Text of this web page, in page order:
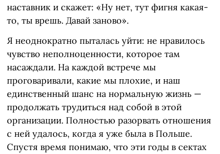
наставник и скажет: «Ну нет, тут фигня какая-
то, ты врешь. Давай заново».
Я неоднократно пыталась уйти: не нравилось
чувство неполноценности, которое там
насаждали. На каждой встрече мы
проговаривали, какие мы плохие, и наш
единственный шанс на нормальную жизнь —
продолжать трудиться над собой в этой
организации. Полностью разорвать отношения
с ней удалось, когда я уже была в Польше.
Спустя время понимаю, что эти годы в сектах